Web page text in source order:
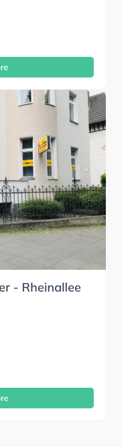
- Rheinallee